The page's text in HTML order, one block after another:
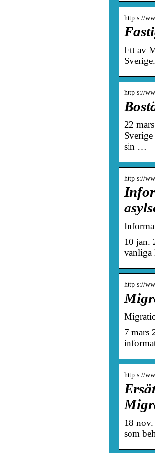
http s://
Ett av
http s://
22
sin …
http s://
10 jan.
vanliga
http s://
7 mars
http s://
18
som